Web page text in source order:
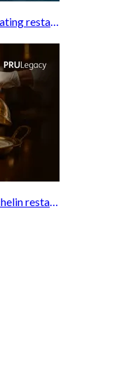
Enjoy up to THB 400 off at participating restaurants.
Taste world-class excellence at Michelin restaurants and unlock exclusive discounts when you book through Hungry Hub. A special privilege dedicated to the Prudential family.